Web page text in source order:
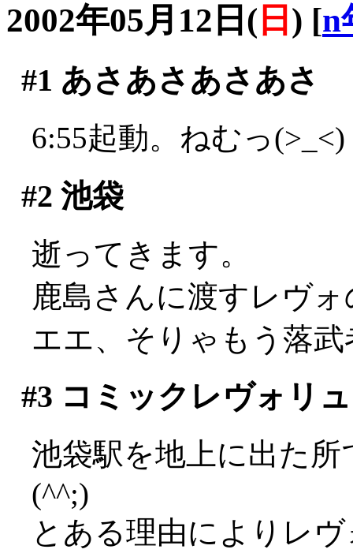
2002年05月12日( 日 ) [n
#1 あさあさあさあさ
6:55起動。ねむっ(>_<)
#2 池袋
逝ってきます。
鹿島さんに渡すレヴ
エエ、そりゃもう落
#3 コミックレヴォリ
池袋駅を地上に出た
(^^;)
とある理由によりレ